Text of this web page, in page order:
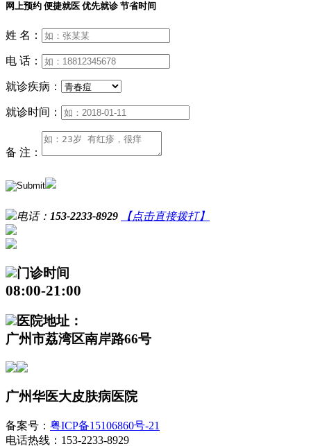
网上预约 便捷就医 优先就诊 节省时间
姓 名：
电 话：
就诊疾病：
就诊时间：
备 注：
电话： 153-2233-8929 【点击直接拨打】
门诊时间
08:00-21:00
医院地址：
广州市荔湾区南岸路66号
广州华医大皮肤病医院
备案号： 粤ICP备15106860号-21
电话热线：153-2233-8929